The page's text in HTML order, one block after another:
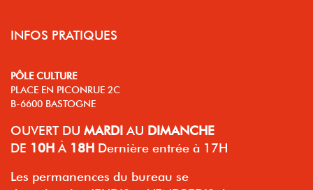
INFOS PRATIQUES
PÔLE CULTURE
PLACE EN PICONRUE 2C
B-6600 BASTOGNE
OUVERT DU MARDI AU DIMANCHE
DE 10H À 18H Dernière entrée à 17H
Les permanences du bureau se